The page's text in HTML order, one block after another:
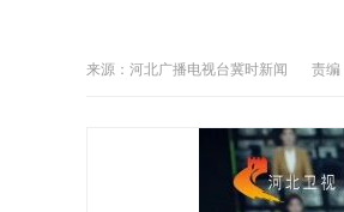
来源： 河北广播电视台冀时新闻 责编